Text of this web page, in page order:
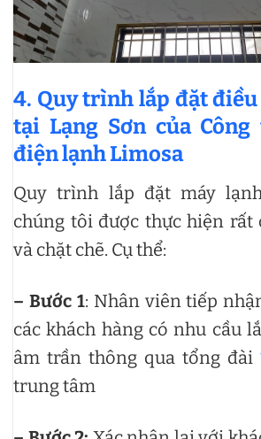
4. Quy trình lắp đặt
tại Lạng Sơn của
điện lạnh Limosa
Quy trình lắp đặt máy
chúng tôi được thực hiện rất
và chặt chẽ. Cụ thể:
– Bước 1: Nhân viên tiếp
các khách hàng có nhu cầu
âm trần thông qua tổng đài
trung tâm